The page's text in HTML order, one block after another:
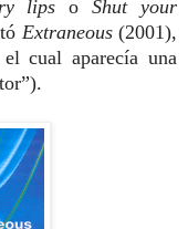
lips oShut your
Extraneous (2001),
cual aparecía una